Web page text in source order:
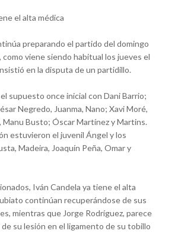
el alta médica
preparando el partido del domingo
viene siendo habitual los jueves el
en la disputa de un partidillo.
supuesto once inicial con Dani Barrio;
Negredo, Juanma, Nano; Xavi Moré,
Manu Busto; Óscar Martínez y Martins.
estuvieron el juvenil Ángel y los
Madeira, Joaquín Peña, Omar y
Iván Candela ya tiene el alta
continúan recuperándose de sus
mientras que Jorge Rodríguez, parece
su lesión en el ligamento de su tobillo